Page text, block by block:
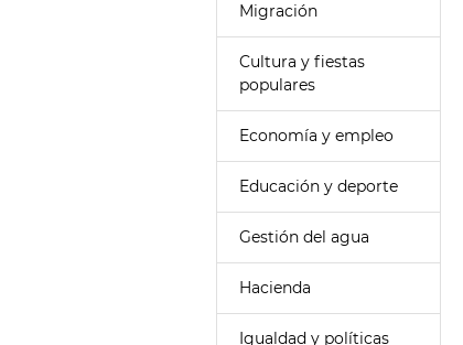
Migración
Cultura y fiestas
populares
Economía y empleo
Educación y deporte
Gestión del agua
Hacienda
Igualdad y políticas